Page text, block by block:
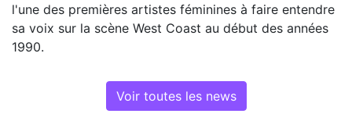
l'une des premières artistes féminines à faire entendre
sa voix sur la scène West Coast au début des années
1990.
Voir toutes les news